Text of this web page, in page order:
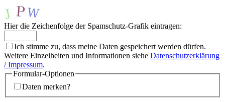
Hier die Zeichenfolge der Spamschutz-Grafik eintragen:
Ich stimme zu, dass meine Daten gespeichert werden dürfen.
Weitere Einzelheiten und Informationen siehe Datenschutzerklärung
/ Impressum.
Formular-Optionen
Daten merken?